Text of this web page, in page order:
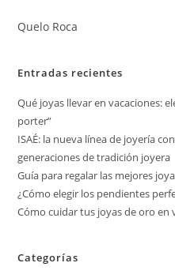
Quelo Roca
Entradas recientes
Qué joyas llevar en vacaciones:
porter”
ISAÉ: la nueva línea de joyería
generaciones de tradición joyera
Guía para regalar las mejores
¿Cómo elegir los pendientes
Cómo cuidar tus joyas de oro en
Categorías